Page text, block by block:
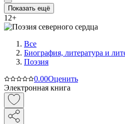
Показать ещё
12+
Все
Биография, литература и
Поэзия
0.00Оценить
Электронная книга